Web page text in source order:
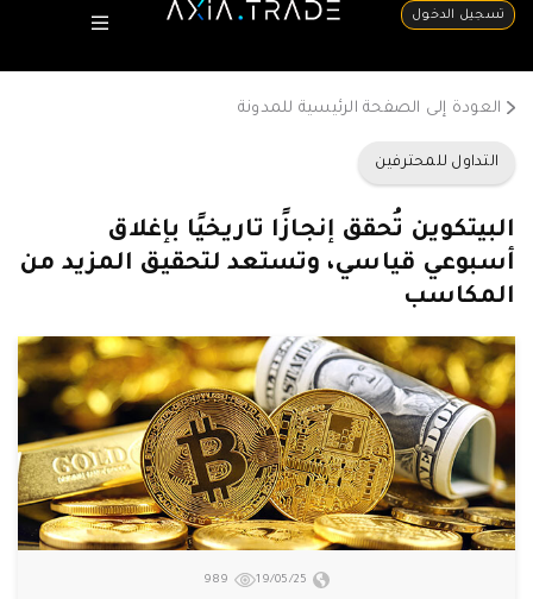
تسجيل الدخول
العودة إلى الصفحة الرئيسية للمدونة
التداول للمحترفين
البيتكوين تُحقق إنجازًا تاريخيًا بإغلاق
أسبوعي قياسي، وتستعد لتحقيق المزيد من
المكاسب
19/05/25
989